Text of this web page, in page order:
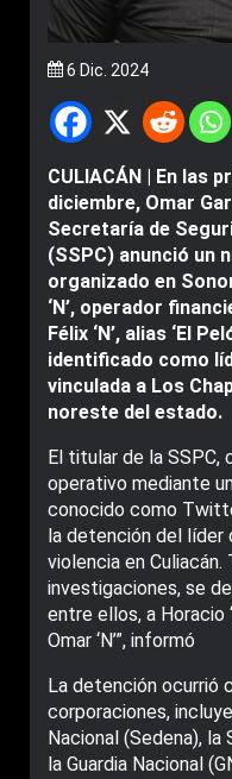
6 Dic. 2024
CULIACÁN |
En las
diciembre, Omar
Secretaría de
(SSPC) anunció un
organizado en
‘N’, operador
Félix ‘N’, alias ‘El
identificado como
vinculada a Los
noreste del estado.
El titular de la
operativo mediante
conocido como
la detención del líder
violencia en
investigaciones, se
entre ellos, a Horacio
Omar ‘N’”, informó
La detención ocurrió
corporaciones,
Nacional (Sedena),
la Guardia Nacional